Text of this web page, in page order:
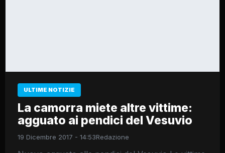
ULTIME NOTIZIE
La camorra miete altre vittime:
agguato ai pendici del Vesuvio
19 Dicembre 2017 - 14:53Redazione